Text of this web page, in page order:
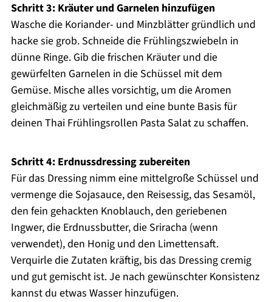
Schritt 3: Kräuter und Garnelen hinzufügen
Wasche die Koriander- und Minzblätter gründlich und
hacke sie grob. Schneide die Frühlingszwiebeln in
dünne Ringe. Gib die frischen Kräuter und die
gewürfelten Garnelen in die Schüssel mit dem
Gemüse. Mische alles vorsichtig, um die Aromen
gleichmäßig zu verteilen und eine bunte Basis für
deinen Thai Frühlingsrollen Pasta Salat zu schaffen.
Schritt 4: Erdnussdressing zubereiten
Für das Dressing nimm eine mittelgroße Schüssel und
vermenge die Sojasauce, den Reisessig, das Sesamöl,
den fein gehackten Knoblauch, den geriebenen
Ingwer, die Erdnussbutter, die Sriracha (wenn
verwendet), den Honig und den Limettensaft.
Verquirle die Zutaten kräftig, bis das Dressing cremig
und gut gemischt ist. Je nach gewünschter Konsistenz
kannst du etwas Wasser hinzufügen.